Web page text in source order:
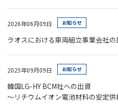
2026年06月09日 お知らせ
ラオスにおける車両組立事業会社の
2025年09月09日 お知らせ
韓国LG-HY BCM社への出資
～リチウムイオン電池材料の安定